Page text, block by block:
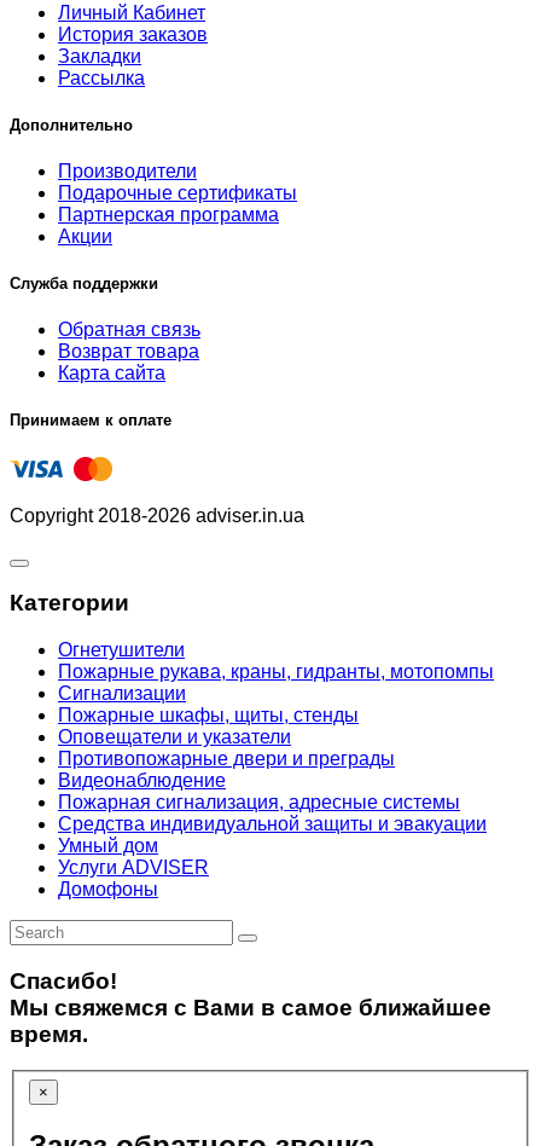
Личный Кабинет
История заказов
Закладки
Рассылка
Дополнительно
Производители
Подарочные сертификаты
Партнерская программа
Акции
Служба поддержки
Обратная связь
Возврат товара
Карта сайта
Принимаем к оплате
Copyright 2018-2026 adviser.in.ua
Категории
Огнетушители
Пожарные рукава, краны, гидранты, мотопомпы
Сигнализации
Пожарные шкафы, щиты, стенды
Оповещатели и указатели
Противопожарные двери и преграды
Видеонаблюдение
Пожарная сигнализация, адресные системы
Средства индивидуальной защиты и эвакуации
Умный дом
Услуги ADVISER
Домофоны
Спасибо!
Мы свяжемся с Вами в самое ближайшее
время.
×